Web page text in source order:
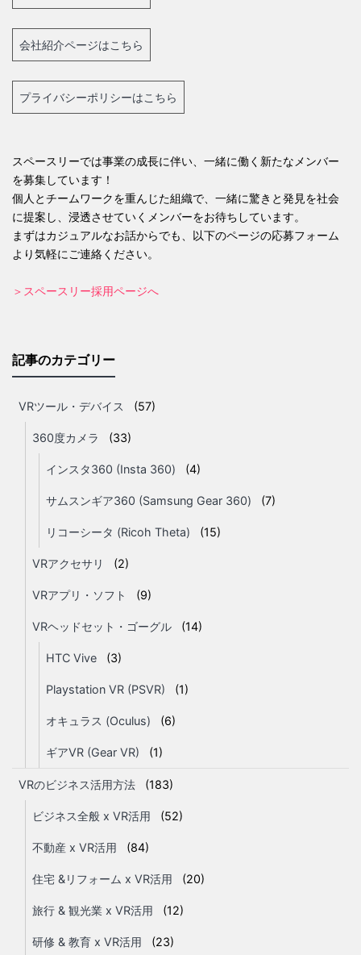
会社紹介ページはこちら
プライバシーポリシーはこちら
スペースリーでは事業の成長に伴い、一緒に働く新たなメンバー
を募集しています！
個人とチームワークを重んじた組織で、一緒に驚きと発見を社会
に提案し、浸透させていくメンバーをお待ちしています。
まずはカジュアルなお話からでも、以下のページの応募フォーム
より気軽にご連絡ください。
＞スペースリー採用ページへ
記事のカテゴリー
VRツール・デバイス (57)
360度カメラ (33)
インスタ360 (Insta 360) (4)
サムスンギア360 (Samsung Gear 360) (7)
リコーシータ (Ricoh Theta) (15)
VRアクセサリ (2)
VRアプリ・ソフト (9)
VRヘッドセット・ゴーグル (14)
HTC Vive (3)
Playstation VR (PSVR) (1)
オキュラス (Oculus) (6)
ギアVR (Gear VR) (1)
VRのビジネス活用方法 (183)
ビジネス全般 x VR活用 (52)
不動産 x VR活用 (84)
住宅 &リフォーム x VR活用 (20)
旅行 & 観光業 x VR活用 (12)
研修 & 教育 x VR活用 (23)